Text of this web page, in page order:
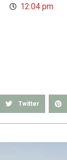
12:04 pm
Twitter